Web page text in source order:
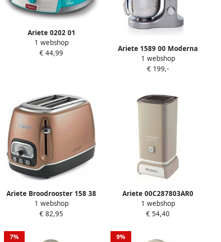
Ariete 0202 01
Pannenkoekenmaker
Crêpemaker 30 centimeter
1 webshop
€ 44,99
Ariete 1589 00 Moderna
Keukenmixer 1600 Watt RVS
11 snelheden 5.5 liter incl 3
1 webshop
€ 199,-
Ariete Broodrooster 158 38
815W Koper
1 webshop
€ 82,95
Ariete 00C287803AR0
Vintage melkopschuimer
500W 140ml schuim 250ml
1 webshop
€ 54,40
7% 9%